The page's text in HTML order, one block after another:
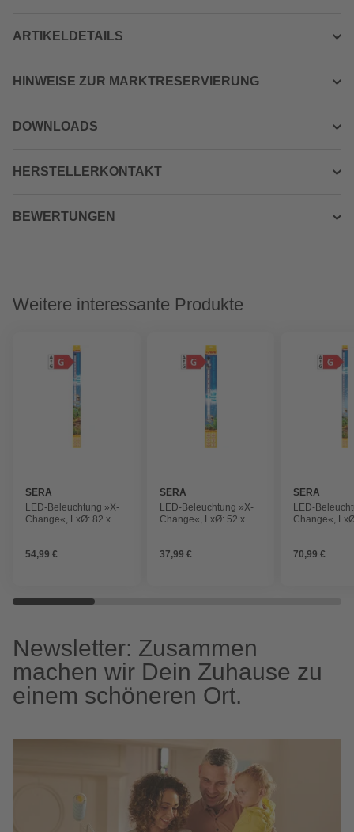
ARTIKELDETAILS
HINWEISE ZUR MARKTRESERVIERUNG
DOWNLOADS
HERSTELLERKONTAKT
BEWERTUNGEN
Weitere interessante Produkte
SERA
LED-Beleuchtung »X-
Change«, LxØ: 82 x 2,6
54,99 €
SERA
LED-Beleuchtung »X-
Change«, LxØ: 52 x 2,6
37,99 €
SERA
LED-
Change«,
70,99 €
Newsletter: Zusammen
machen wir Dein Zuhause zu
einem schöneren Ort.